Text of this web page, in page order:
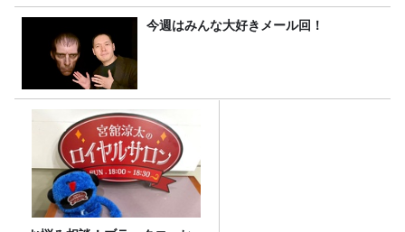
今週はみんな大好きメール回！